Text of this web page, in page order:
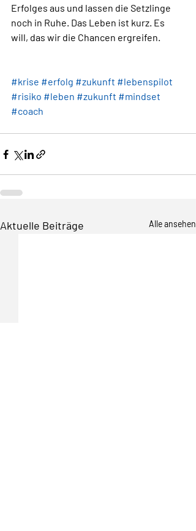
Erfolges aus und lassen die Setzlinge
noch in Ruhe. Das Leben ist kurz. Es
will, das wir die Chancen ergreifen.
#krise #erfolg #zukunft #lebenspilot
#risiko #leben #zukunft #mindset
#coach
Aktuelle Beiträge Alle ansehen